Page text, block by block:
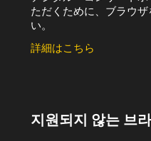
ただくために、ブラウ
い。
詳細はこちら
지원되지 않는 브